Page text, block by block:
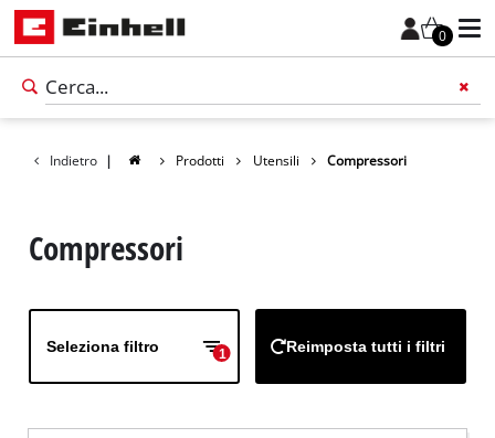
0
Indietro | Prodotti Utensili Compressori
Compressori
Seleziona filtro 1 Reimposta tutti i filtri